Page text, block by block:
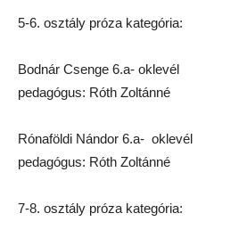
5-6. osztály próza kategória:
Bodnár Csenge 6.a-
pedagógus: Róth Zoltánné
Rónaföldi Nándor 6.a-
pedagógus: Róth Zoltánné
7-8. osztály próza kategória: